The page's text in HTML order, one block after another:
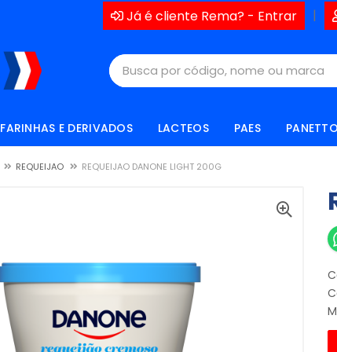
Já é cliente Rema? - Entrar |
FARINHAS E DERIVADOS LACTEOS PAES
REQUEIJAO REQUEIJAO DANONE LIGHT 200G